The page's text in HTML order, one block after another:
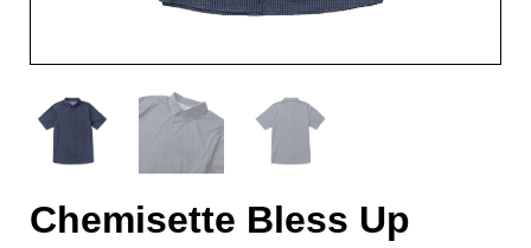
Chemisette Bless Up